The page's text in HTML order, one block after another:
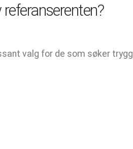
valg for de som søker